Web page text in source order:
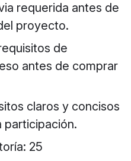
requerida antes de
proyecto.
de
antes de comprar
claros y concisos
participación.
25